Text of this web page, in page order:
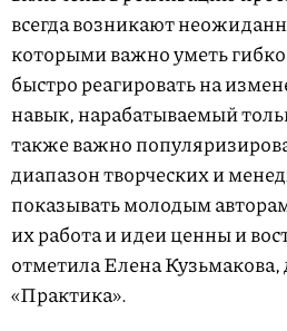
всегда возникают
которыми важно уметь
быстро реагировать на
навык, нарабатываемый
также важно
диапазон творческих и
показывать молодым
их работа и идеи ценны и
отметила Елена Кузьмакова,
«Практика».